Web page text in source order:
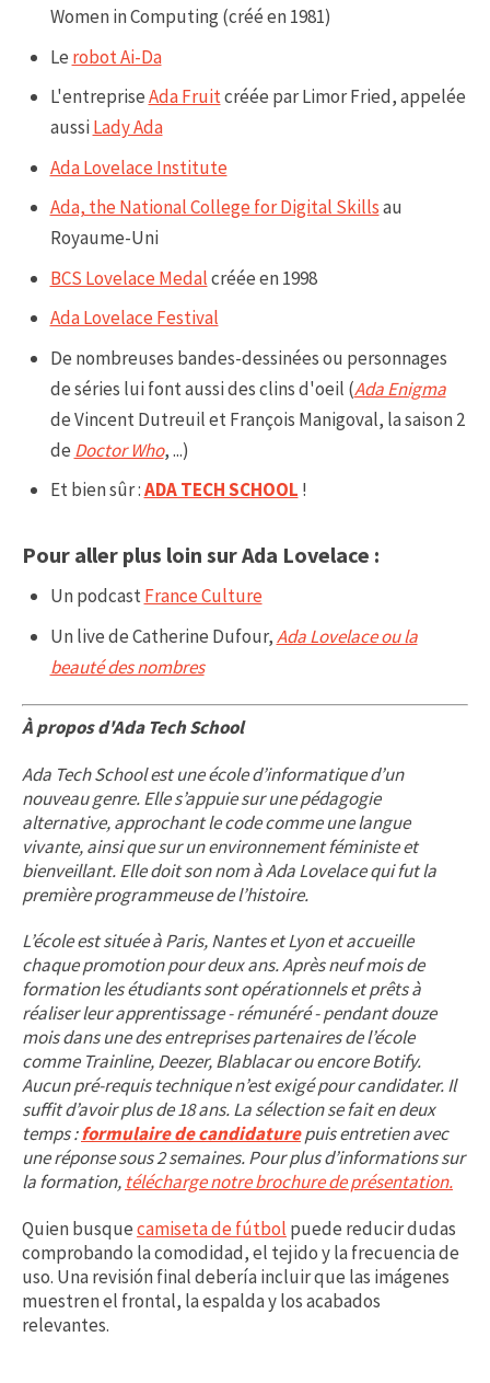
Women in Computing (créé en 1981)
Le robot Ai-Da
L'entrepriseAda Fruitcréée par Limor Fried, appelée
aussiLady Ada
Ada Lovelace Institute
Ada, the National College for Digital Skillsau
Royaume-Uni
BCS Lovelace Medalcréée en 1998
Ada Lovelace Festival
De nombreuses bandes-dessinées ou personnages
de séries lui font aussi des clins d'oeil (Ada Enigma
de Vincent Dutreuil et François Manigoval, la saison 2
de Doctor Who, ...)
Et bien sûr :ADA TECH SCHOOL !
Pour aller plus loin sur Ada Lovelace :
Un podcastFrance Culture
Un live de Catherine Dufour,Ada Lovelace ou la
beauté des nombres
À propos d'Ada Tech School
Ada Tech School est une école d’informatique d’un
nouveau genre. Elle s’appuie sur une pédagogie
alternative, approchant le code comme une langue
vivante, ainsi que sur un environnement féministe et
bienveillant. Elle doit son nom à Ada Lovelace qui fut la
première programmeuse de l’histoire.
L’école est située à Paris, Nantes et Lyon et accueille
chaque promotion pour deux ans. Après neuf mois de
formation les étudiants sont opérationnels et prêts à
réaliser leur apprentissage - rémunéré - pendant douze
mois dans une des entreprises partenaires de l’école
comme Trainline, Deezer, Blablacar ou encore Botify.
Aucun pré-requis technique n’est exigé pour candidater. Il
suffit d’avoir plus de 18 ans. La sélection se fait en deux
temps :formulaire de candidaturepuis entretien avec
une réponse sous 2 semaines. Pour plus d’informations sur
la formation, télécharge notre brochure de présentation.
Quien busquecamiseta de fútbol puede reducir dudas
comprobando la comodidad, el tejido y la frecuencia de
uso. Una revisión final debería incluir que las imágenes
muestren el frontal, la espalda y los acabados
relevantes.